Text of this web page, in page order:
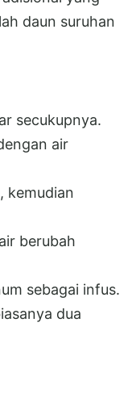
daun suruhan
secukupnya.
air
kemudian
berubah
sebagai infus.
dua